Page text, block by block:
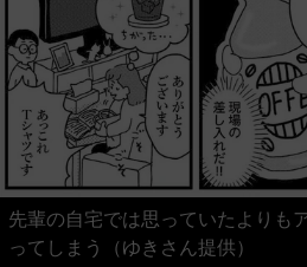
先輩の自宅では思っていたよりも
ってしまう（ゆきさん提供）